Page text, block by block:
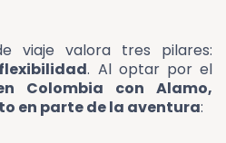
viaje valora tres pilares:
. Al optar por el
Colombia con Alamo,
en parte de la aventura: